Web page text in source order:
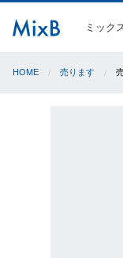
ミック
HOME 売ります